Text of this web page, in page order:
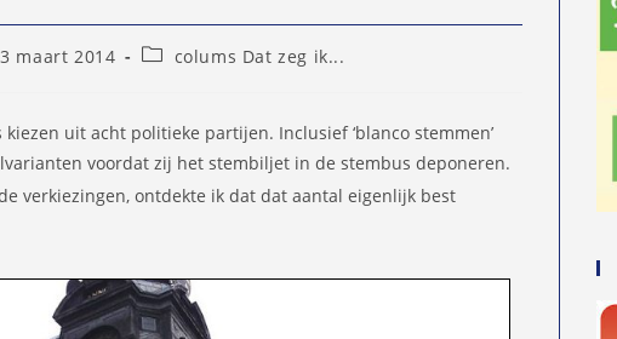
3 maart 2014 Berichtcategorie:
colums Dat zeg ik...
uit acht politieke partijen. Inclusief ‘blanco stemmen’
voordat zij het stembiljet in de stembus deponeren.
verkiezingen, ontdekte ik dat dat aantal eigenlijk best